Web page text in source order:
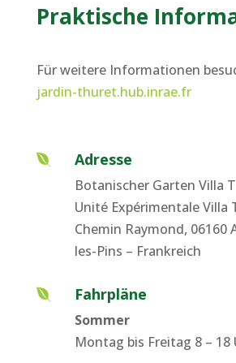
Praktische
Für weitere Informationen
jardin-thuret.hub.inrae.fr
 Adresse
Botanischer Garten Villa
Unité Expérimentale Villa
Chemin Raymond, 06160
les-Pins – Frankreich
 Fahrpläne
Sommer
Montag bis Freitag 8 – 18